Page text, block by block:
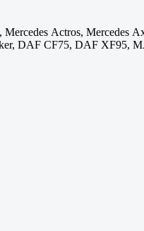
Mercedes Actros, Mercedes
DAF CF75, DAF XF95,